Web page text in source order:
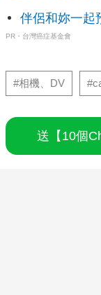
伴侶和妳一起
PR・台灣癌症基金會
#相機、DV
送【10個